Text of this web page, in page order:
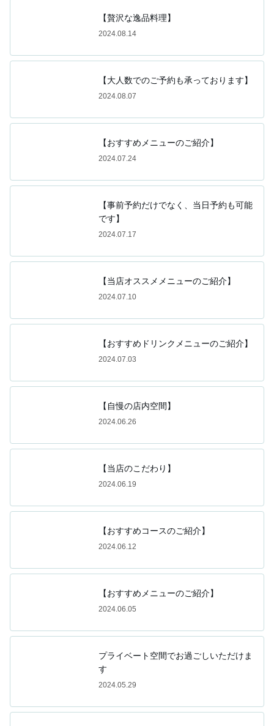
【贅沢な逸品料理】
2024.08.14
【大人数でのご予約も承っております】
2024.08.07
【おすすめメニューのご紹介】
2024.07.24
【事前予約だけでなく、当日予約も可能
です】
2024.07.17
【当店オススメメニューのご紹介】
2024.07.10
【おすすめドリンクメニューのご紹介】
2024.07.03
【自慢の店内空間】
2024.06.26
【当店のこだわり】
2024.06.19
【おすすめコースのご紹介】
2024.06.12
【おすすめメニューのご紹介】
2024.06.05
プライベート空間でお過ごしいただけま
す
2024.05.29